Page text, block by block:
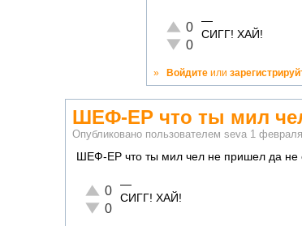
Отлично!
0
Неадекватно!
0
—
СИГГ! ХАЙ!
» Войдите или
ШЕФ-ЕР что ты мил
Опубликовано пользователем seva 1
ШЕФ-ЕР что ты мил чел не пришел да не
Отлично!
0
Неадекватно!
0
—
СИГГ! ХАЙ!